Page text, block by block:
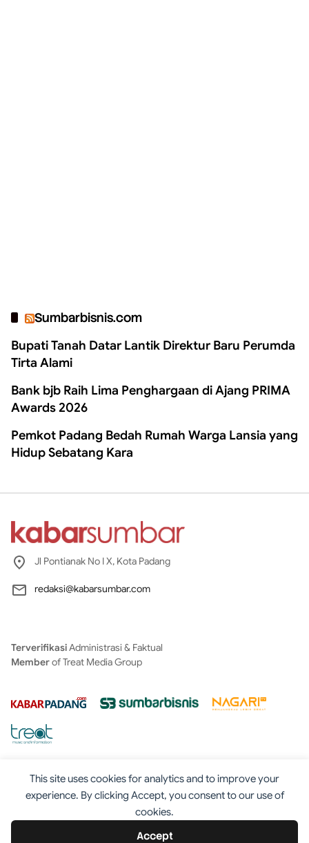
This site uses cookies for analytics and to improve your
experience. By clicking Accept, you consent to our use of
cookies.
Accept
Sumbarbisnis.com
Bupati Tanah Datar Lantik Direktur Baru Perumda
Tirta Alami
Bank bjb Raih Lima Penghargaan di Ajang PRIMA
Awards 2026
Pemkot Padang Bedah Rumah Warga Lansia yang
Hidup Sebatang Kara
Jl Pontianak No I X, Kota Padang
redaksi@kabarsumbar.com
TerverifikasiAdministrasi & Faktual
Memberof Treat Media Group
Tentang Redaksi Kontak Disclaimer
Iklan